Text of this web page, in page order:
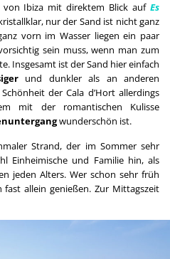
von Ibiza mit direktem Blick aufEs
nur der Sand ist nicht ganz
vorn im Wasser liegen ein paar
sein muss, wenn man zum
Insgesamt ist der Sand hier einfach
und dunkler als an anderen
der Cala d’Hort allerdings
mit der romantischen Kulisse
wunderschön ist.
Strand, der im Sommer sehr
Einheimische und Familie hin, als
jeden Alters. Wer schon sehr früh
allein genießen. Zur Mittagszeit